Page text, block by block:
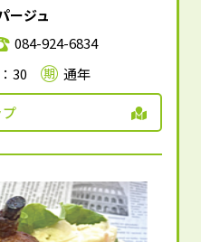
ージュ
084-924-6834
30 通年